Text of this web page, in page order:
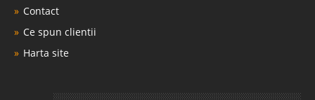
Contact
Ce spun clientii
Harta site